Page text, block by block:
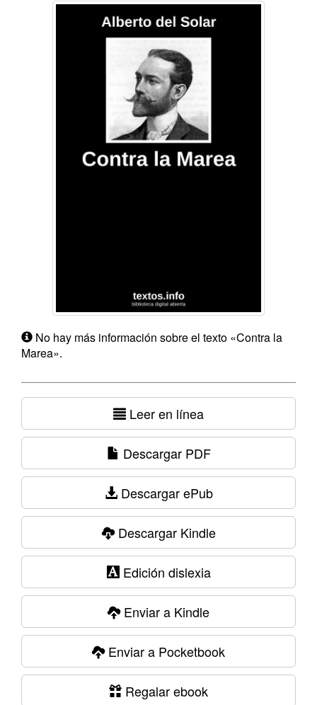
No hay más información sobre el texto «Contra la
Marea».
Leer en línea
Descargar PDF
Descargar ePub
Descargar Kindle
Edición dislexia
Enviar a Kindle
Enviar a Pocketbook
Regalar ebook